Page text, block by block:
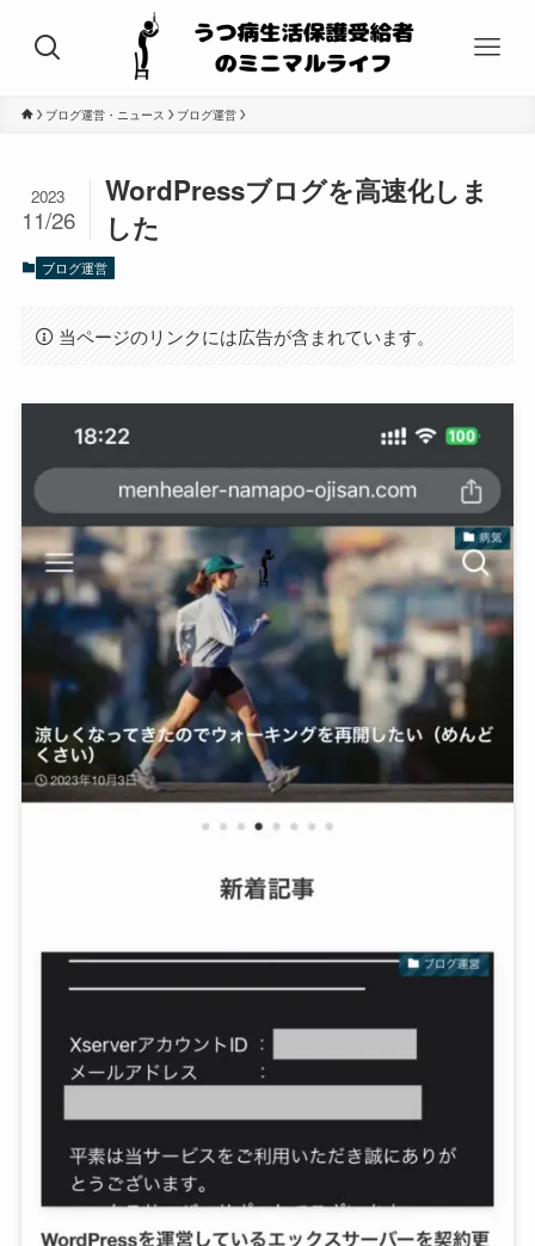
ブログ運営・ニュース ブログ運営
WordPressブログを高速化しま
した
2023
11/26
ブログ運営
当ページのリンクには広告が含まれています。